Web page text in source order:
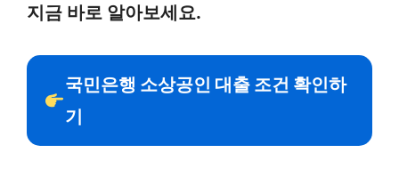
지금 바로 알아보세요.
국민은행 소상공인 대출 조건 확인하
기